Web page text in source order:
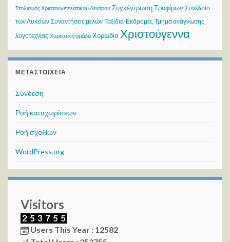
Στολισμός Χριστουγεννιάτικου Δέντρου Συγκέντρωση Τροφίμων Συνέδριο
των Λυκείων Συναντήσεις μελών Ταξίδια-Εκδρομές Τμήμα ανάγνωσης
λογοτεχνίας Χορευτική ομάδα Χορωδία Χριστούγεννα
ΜΕΤΑΣΤΟΙΧΕΊΑ
Σύνδεση
Ροή καταχωρίσεων
Ροή σχολίων
WordPress.org
Visitors
Users This Year : 12582